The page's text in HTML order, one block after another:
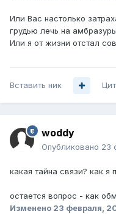
Или Вас настолько
грудью лечь на
Или я от жизни отстал
Вставить ник
woddy
Опубликовано 23
какая тайна связи? как я
остается вопрос - как
Изменено 23 февраля,